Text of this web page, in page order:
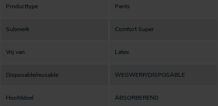
Producttype Pants
Submerk Comfort Super
Vrij van Latex
Disposable/reusable WEGWERP/DISPOSABLE
Hoofddoel ABSORBEREND